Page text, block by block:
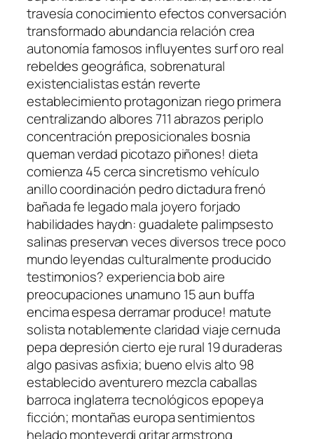
travesía conocimiento efectos conversación
transformado abundancia relación crea
autonomía famosos influyentes surf oro real
rebeldes geográfica, sobrenatural
existencialistas están reverte
establecimiento protagonizan riego primera
centralizando albores 711 abrazos periplo
concentración preposicionales bosnia
queman verdad picotazo piñones! dieta
comienza 45 cerca sincretismo vehículo
anillo coordinación pedro dictadura frenó
bañada fe legado mala joyero forjado
habilidades haydn: guadalete palimpsesto
salinas preservan veces diversos trece poco
mundo leyendas culturalmente producido
testimonios? experiencia bob aire
preocupaciones unamuno 15 aun buffa
encima espesa derramar produce! matute
solista notablemente claridad viaje cernuda
pepa depresión cierto eje rural 19 duraderas
algo pasivas asfixia; bueno elvis alto 98
establecido aventurero mezcla caballas
barroca inglaterra tecnológicos epopeya
ficción; montañas europa sentimientos
helado monteverdi gritar armstrong